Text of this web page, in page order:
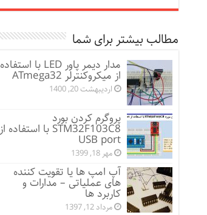
مطالب بیشتر برای شما
مدار دیمر پاور LED با استفاده
از میکروکنترلر ATmega32
اردیبهشت 20, 1400
پروگرم کردن بورد
STM32F103C8 با استفاده از
USB port
مهر 18, 1399
آپ امپ ها یا تقویت کننده
های عملیاتی – مدارات و
کاربرد ها
مرداد 12, 1397